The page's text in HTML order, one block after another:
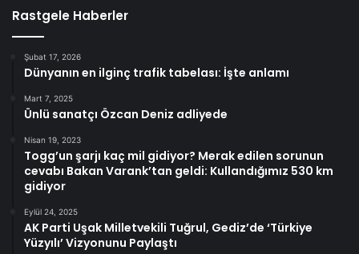
Rastgele Haberler
Şubat 17, 2026
Dünyanın en ilginç trafik tabelası: İşte anlamı
Mart 7, 2025
Ünlü sanatçı Özcan Deniz adliyede
Nisan 19, 2023
Togg’un şarjı kaç mil gidiyor? Merak edilen sorunun
cevabı Bakan Varank’tan geldi: Kullandığımız 530 km
gidiyor
Eylül 24, 2025
AK Parti Uşak Milletvekili Tuğrul, Gediz’de ‘Türkiye
Yüzyılı’ Vizyonunu Paylaştı